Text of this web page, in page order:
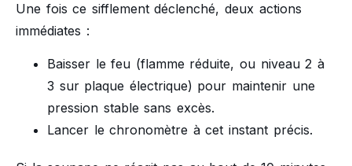
Une fois ce sifflement déclenché, deux actions
immédiates :
Baisser le feu (flamme réduite, ou niveau 2 à
3 sur plaque électrique) pour maintenir une
pression stable sans excès.
Lancer le chronomètre à cet instant précis.